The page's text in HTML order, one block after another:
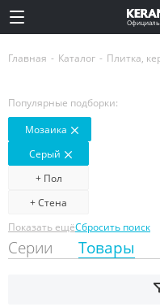
Главная - Каталог - Плитка,
Популярные подборки:
Мозаика
Серый
+ Пол
+ Стена
Показать ещёСбросить поиск
Серии Товары